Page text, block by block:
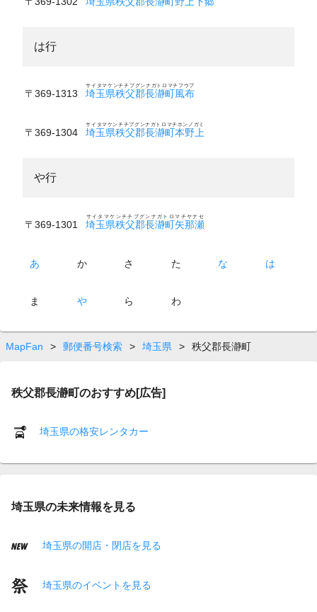
は行
〒369-1313 埼玉県秩父郡長瀞町風布
サイタマケンチチブグンナガトロマチフウプ
〒369-1304 埼玉県秩父郡長瀞町本野上
サイタマケンチチブグンナガトロマチホンノガミ
や行
〒369-1301 埼玉県秩父郡長瀞町矢那瀬
サイタマケンチチブグンナガトロマチヤナセ
あ か さ た な は
ま や ら わ
MapFan > 郵便番号検索 > 埼玉県 > 秩父郡長瀞町
秩父郡長瀞町のおすすめ[広告]
埼玉県の格安レンタカー
埼玉県の未来情報を見る
埼玉県の開店・閉店を見る
埼玉県のイベントを見る